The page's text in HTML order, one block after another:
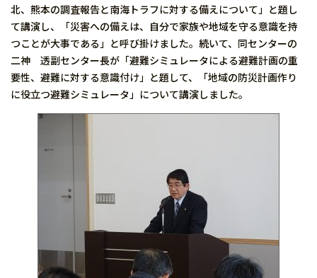
北、熊本の調査報告と南海トラフに対する備えについて」と題し
て講演し、「災害への備えは、自分で家族や地域を守る意識を持
つことが大事である」と呼び掛けました。続いて、同センターの
二神 透副センター長が「避難シミュレータによる避難計画の重
要性、避難に対する意識付け」と題して、「地域の防災計画作り
に役立つ避難シミュレータ」について講演しました。